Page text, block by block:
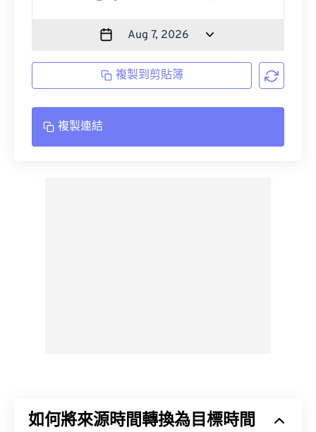
複製到剪貼簿
複製連結
如何將來源時間轉換為目標時間